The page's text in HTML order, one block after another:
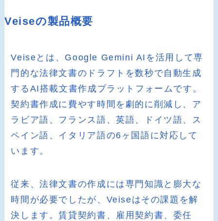
Veiseの製品概要
Veiseとは、Google Gemini AIを活用して専
門的な法律文書のドラフトを数秒で自動生成
するAI搭載文書作成プラットフォームです。
契約書作成に費やす時間を劇的に削減し、ア
ラビア語、フランス語、英語、ドイツ語、ス
ペイン語、イタリア語の6ヶ国語に対応して
います。
従来、法律文書の作成には専門知識と膨大な
時間が必要でしたが、Veiseはその課題を解
決します。賃貸契約書、雇用契約書、委任